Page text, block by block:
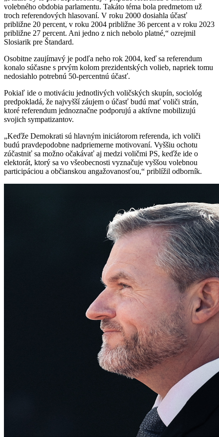
volebného obdobia parlamentu. Takáto téma bola predmetom už
troch referendových hlasovaní. V roku 2000 dosiahla účasť
približne 20 percent, v roku 2004 približne 36 percent a v roku 2023
približne 27 percent. Ani jedno z nich nebolo platné,“ ozrejmil
Slosiarik pre Štandard.
Osobitne zaujímavý je podľa neho rok 2004, keď sa referendum
konalo súčasne s prvým kolom prezidentských volieb, napriek tomu
nedosiahlo potrebnú 50-percentnú účasť.
Pokiaľ ide o motiváciu jednotlivých voličských skupín, sociológ
predpokladá, že najvyšší záujem o účasť budú mať voliči strán,
ktoré referendum jednoznačne podporujú a aktívne mobilizujú
svojich sympatizantov.
„Keďže Demokrati sú hlavným iniciátorom referenda, ich voliči
budú pravdepodobne nadpriemerne motivovaní. Vyššiu ochotu
zúčastniť sa možno očakávať aj medzi voličmi PS, keďže ide o
elektorát, ktorý sa vo všeobecnosti vyznačuje vyššou volebnou
participáciou a občianskou angažovanosťou,“ priblížil odborník.